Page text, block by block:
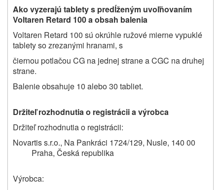
Ako vyzerajú tablety s predĺženým uvoľňovaním
Voltaren Retard 100 a obsah balenia
Voltaren Retard 100 sú okrúhle ružové mierne vypuklé
tablety so zrezanými hranami, s
čiernou potlačou CG na jednej strane a CGC na druhej
strane.
Balenie obsahuje 10 alebo 30 tabliet.
Držiteľ rozhodnutia o registrácii a výrobca
Držiteľ rozhodnutia o registrácii:
Novartis s.r.o., Na Pankráci 1724/129, Nusle, 140 00
Praha, Česká republika
Výrobca: